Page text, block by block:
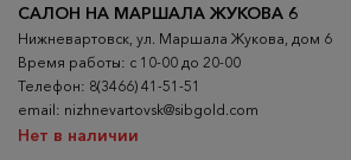
САЛОН НА МАРШАЛА ЖУКОВА 6
Нижневартовск, ул. Маршала Жукова, дом 6
Время работы: с 10-00 до 20-00
Телефон: 8(3466) 41-51-51
email: nizhnevartovsk@sibgold.com
Нет в наличии